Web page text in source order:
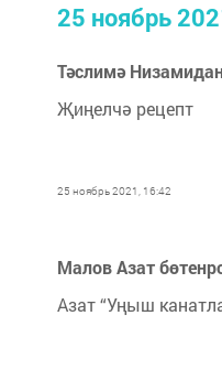
25 ноябрь
Тәслимә
Җиңелчә рецепт
25 ноябрь 2021, 16:42
Малов Азат
Азат “Уңыш